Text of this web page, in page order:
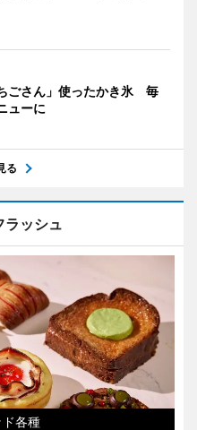
ごさん」使ったかき氷 毎
ューに
る
ラッシュ
各種